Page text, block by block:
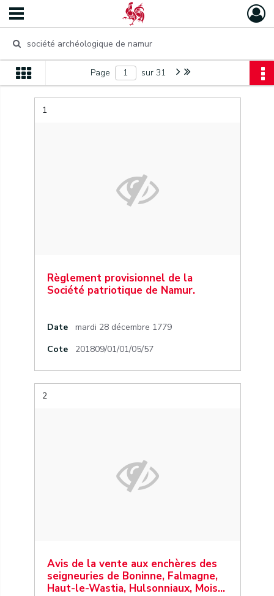
Page sur 31
1
Règlement provisionnel de la
Société patriotique de Namur.
Date
mardi 28 décembre 1779
Cote
201809/01/01/05/57
2
Avis de la vente aux enchères des
seigneuries de Boninne, Falmagne,
Haut-le-Wastia, Hulsonniaux, Mois…